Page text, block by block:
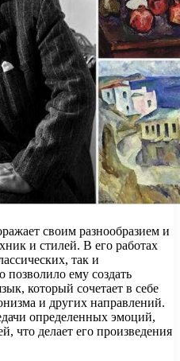
своим разнообразием и
и стилей. В его работах
так и
ему создать
который сочетает в себе
и других направлений.
определенных эмоций,
что делает его произведения